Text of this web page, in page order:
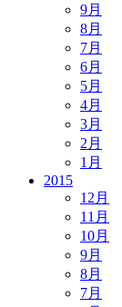
9月
8月
7月
6月
5月
4月
3月
2月
1月
2015
12月
11月
10月
9月
8月
7月